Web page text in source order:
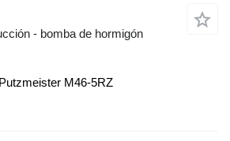
- bomba de hormigón
Putzmeister M46-5RZ